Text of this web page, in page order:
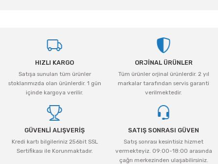
Ürün resmi kalitesiz, bozuk veya görüntülenemiyor.
Ürün açıklamasında eksik bilgiler bulunuyor.
Ürün bilgilerinde hatalar bulunuyor.
Ürün fiyatı diğer sitelerden daha pahalı.
Bu ürüne benzer farklı alternatifler olmalı.
HIZLI KARGO
Satışa sunulan tüm ürünler
stoklarımızda olan ürünlerdir. 1 gün
içinde kargoya verilir.
ORJİNAL ÜRÜNLER
Tüm ürünler orjinal ürünlerdir. 2 yıl
markalar tarafından servis garanti
verilmektedir.
GÜVENLİ ALIŞVERİŞ
Kredi kartı bilgileriniz 256bit SSL
Sertifikası ile Korunmaktadır.
SATIŞ SONRASI GÜVEN
Satış sonrası kesintisiz hizmet
vermekteyiz. 09:00-18:00 arasında
çağrı merkezinden ulaşabilirsiniz.